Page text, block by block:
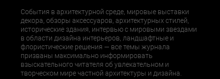
События в архитектурной среде, мировые выставки
декора, обзоры аксессуаров, архитектурных стилей,
исторические здания, интервью с мировыми звездами
в области дизайна интерьеров, ландшафтные и
флористические решения — все темы журнала
призваны максимально информировать
взыскательного читателя об увлекательном и
творческом мире частной архитектуры и дизайна.